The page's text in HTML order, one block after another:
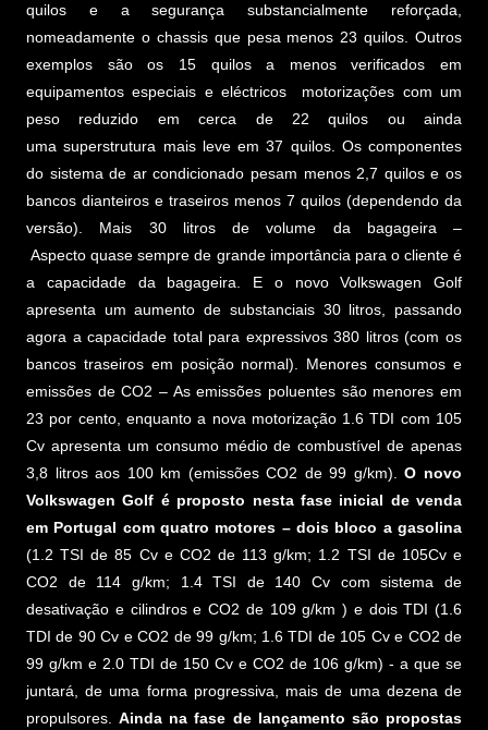
quilos e a segurança substancialmente reforçada,
nomeadamente o chassis que pesa menos 23 quilos. Outros
exemplos são os 15 quilos a menos verificados em
equipamentos especiais e eléctricos motorizações com um
peso reduzido em cerca de 22 quilos ou ainda
uma superstrutura mais leve em 37 quilos. Os componentes
do sistema de ar condicionado pesam menos 2,7 quilos e os
bancos dianteiros e traseiros menos 7 quilos (dependendo da
versão). Mais 30 litros de volume da bagageira –
Aspecto quase sempre de grande importância para o cliente é
a capacidade da bagageira. E o novo Volkswagen Golf
apresenta um aumento de substanciais 30 litros, passando
agora a capacidade total para expressivos 380 litros (com os
bancos traseiros em posição normal). Menores consumos e
emissões de CO2 – As emissões poluentes são menores em
23 por cento, enquanto a nova motorização 1.6 TDI com 105
Cv apresenta um consumo médio de combustível de apenas
3,8 litros aos 100 km (emissões CO2 de 99 g/km).O novo
Volkswagen Golf é proposto nesta fase inicial de venda
em Portugal com quatro motores – dois bloco a gasolina
(1.2 TSI de 85 Cv e CO2 de 113 g/km; 1.2 TSI de 105Cv e
CO2 de 114 g/km; 1.4 TSI de 140 Cv com sistema de
desativação e cilindros e CO2 de 109 g/km ) e dois TDI (1.6
TDI de 90 Cv e CO2 de 99 g/km; 1.6 TDI de 105 Cv e CO2 de
99 g/km e 2.0 TDI de 150 Cv e CO2 de 106 g/km) - a que se
juntará, de uma forma progressiva, mais de uma dezena de
propulsores.Ainda na fase de lançamento são propostas